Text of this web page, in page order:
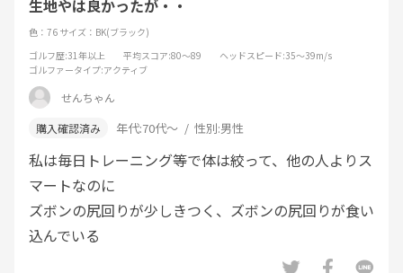
生地やは良かったが・・
色：76 サイズ：BK(ブラック)
ゴルフ歴:31年以上 平均スコア:80～89 ヘッドスピード:35～39m/s
ゴルファータイプ:アクティブ
せんちゃん
年代:70代～ 性別:男性
私は毎日トレーニング等で体は絞って、他の人よりス
マートなのに
ズボンの尻回りが少しきつく、ズボンの尻回りが食い
込んでいる